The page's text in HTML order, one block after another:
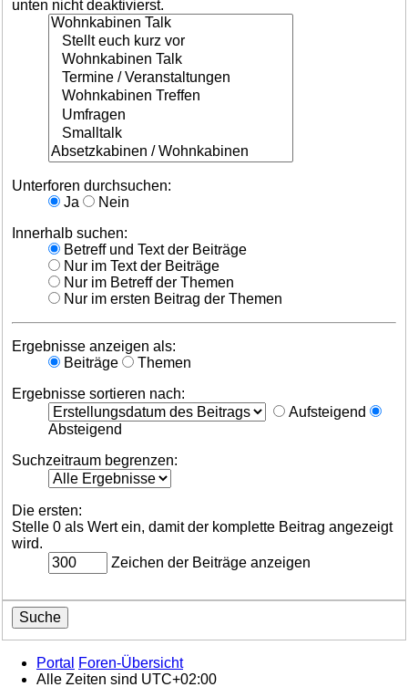
unten nicht deaktivierst.
Unterforen durchsuchen:
Ja
Nein
Innerhalb suchen:
Betreff und Text der Beiträge
Nur im Text der Beiträge
Nur im Betreff der Themen
Nur im ersten Beitrag der Themen
Ergebnisse anzeigen als:
Beiträge
Themen
Ergebnisse sortieren nach:
Aufsteigend
Absteigend
Suchzeitraum begrenzen:
Die ersten:
Stelle 0 als Wert ein, damit der komplette Beitrag angezeigt
wird.
Zeichen der Beiträge anzeigen
Portal
Foren-Übersicht
Alle Zeiten sind UTC+02:00